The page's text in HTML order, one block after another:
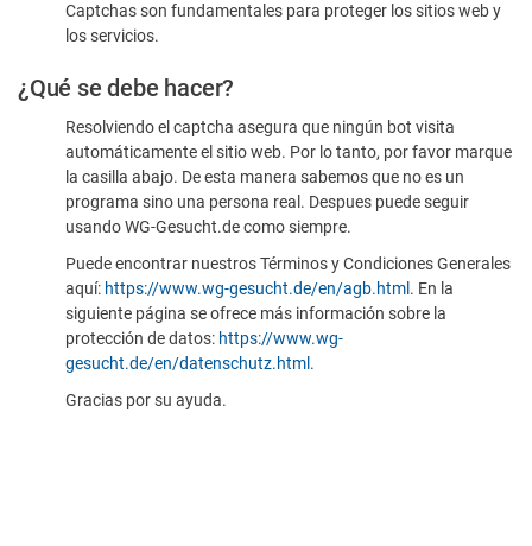
humano
Captchas son fundamentales para proteger los sitios web y
los servicios.
¿Qué se debe hacer?
Resolviendo el captcha asegura que ningún bot visita
automáticamente el sitio web. Por lo tanto, por favor marque
la casilla abajo. De esta manera sabemos que no es un
programa sino una persona real. Despues puede seguir
usando WG-Gesucht.de como siempre.
Puede encontrar nuestros Términos y Condiciones Generales
aquí: https://www.wg-gesucht.de/en/agb.html . En la
siguiente página se ofrece más información sobre la
protección de datos: https://www.wg-
gesucht.de/en/datenschutz.html .
Gracias por su ayuda.